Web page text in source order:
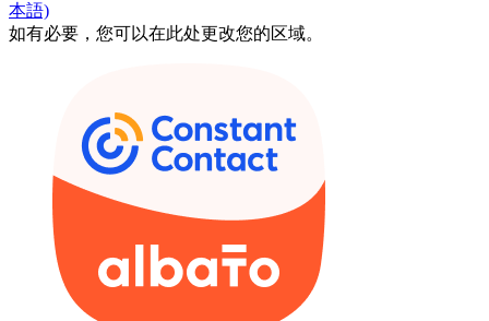
本語)
如有必要，您可以在此处更改您的区域。